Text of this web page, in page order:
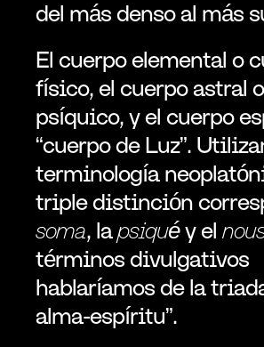
del más denso al más
El cuerpo elemental o
físico, el cuerpo astral
psíquico, y el cuerpo
“cuerpo de Luz”.
terminología
soma, la psiqué y el
términos divulgativos
hablaríamos de la
alma-espíritu”.